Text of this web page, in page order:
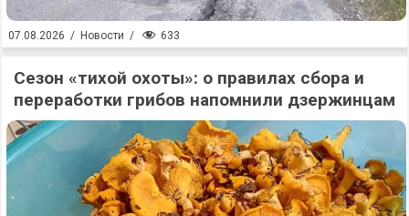
07.08.2026 / Новости / 633
Сезон «тихой охоты»: о правилах сбора и
переработки грибов напомнили дзержинцам